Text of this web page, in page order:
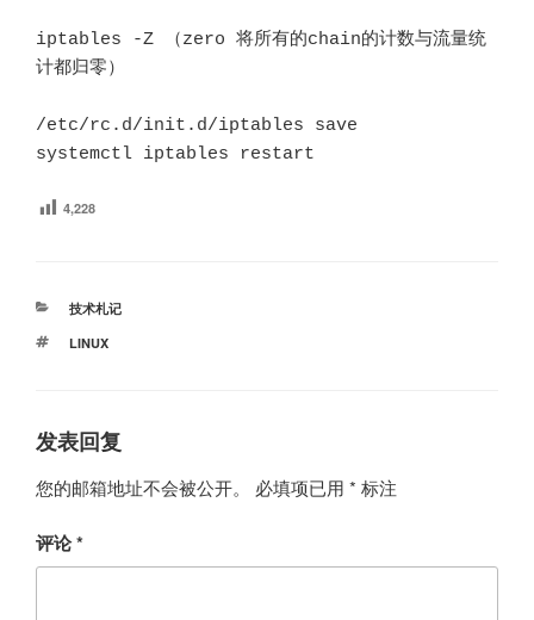
iptables -Z （zero 将所有的chain的计数与流量统
计都归零）
/etc/rc.d/init.d/iptables save
systemctl iptables restart
4,228
分
技术札记
标
LINUX
发表回复
您的邮箱地址不会被公开。 必填项已用 * 标注
评论*